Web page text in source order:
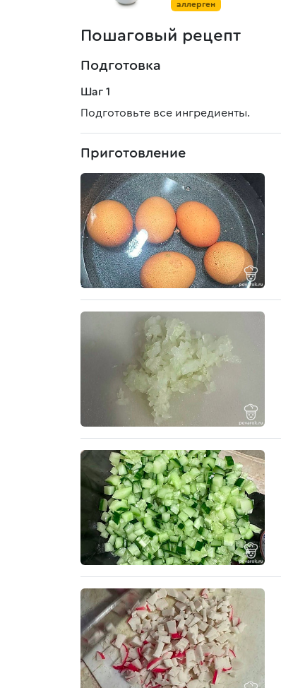
аллерген
Пошаговый рецепт
Подготовка
Шаг 1
Подготовьте все ингредиенты.
Приготовление